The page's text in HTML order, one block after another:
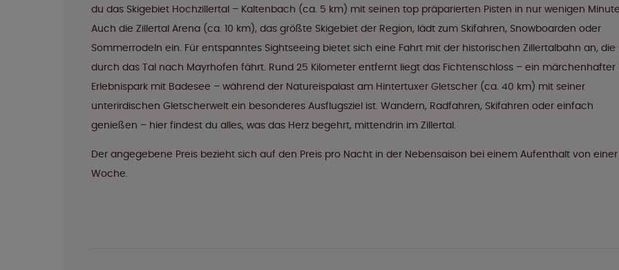
du das Skigebiet Hochzillertal – Kaltenbach (ca. 5 km) mit seinen top präparierten Pisten in nur wenigen
Auch die Zillertal Arena (ca. 10 km), das größte Skigebiet der Region, lädt zum Skifahren, Snowboarden oder
Sommerrodeln ein. Für entspanntes Sightseeing bietet sich eine Fahrt mit der historischen Zillertalbahn an, die
durch das Tal nach Mayrhofen fährt. Rund 25 Kilometer entfernt liegt das Fichtenschloss – ein märchenhafter
Erlebnispark mit Badesee – während der Natureispalast am Hintertuxer Gletscher (ca. 40 km) mit seiner
unterirdischen Gletscherwelt ein besonderes Ausflugsziel ist. Wandern, Radfahren, Skifahren oder einfach
genießen – hier findest du alles, was das Herz begehrt, mittendrin im Zillertal.
Der angegebene Preis bezieht sich auf den Preis pro Nacht in der Nebensaison bei einem Aufenthalt von einer
Woche.